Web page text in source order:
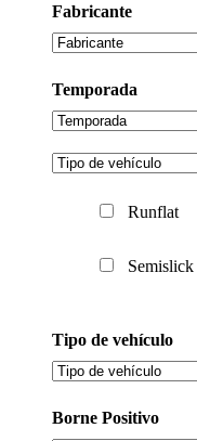
Fabricante
Temporada
Runflat
Semislick
Tipo de vehículo
Borne Positivo